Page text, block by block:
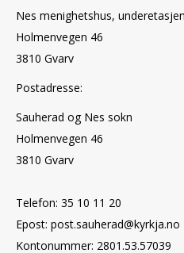
Nes menighetshus, underetasjen
Holmenvegen 46
3810 Gvarv
Postadresse:
Sauherad og Nes sokn
Holmenvegen 46
3810 Gvarv
Telefon: 35 10 11 20
Epost: post.sauherad@kyrkja.no
Kontonummer: 2801.53.57039